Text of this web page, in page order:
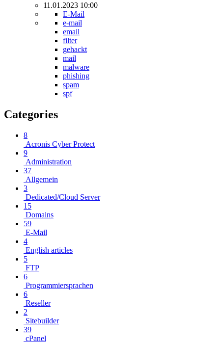
11.01.2023 10:00
E-Mail
e-mail
email
filter
gehackt
mail
malware
phishing
spam
spf
Categories
8
Acronis Cyber Protect
9
Administration
37
Allgemein
3
Dedicated/Cloud Server
15
Domains
59
E-Mail
4
English articles
5
FTP
6
Programmiersprachen
6
Reseller
2
Sitebuilder
39
cPanel